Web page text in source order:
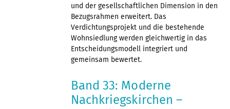
und der gesellschaftlichen Dimension in den
Bezugsrahmen erweitert. Das
Verdichtungsprojekt und die bestehende
Wohnsiedlung werden gleichwertig in das
Entscheidungsmodell integriert und
gemeinsam bewertet.
Band 33: Moderne
Nachkriegskirchen –